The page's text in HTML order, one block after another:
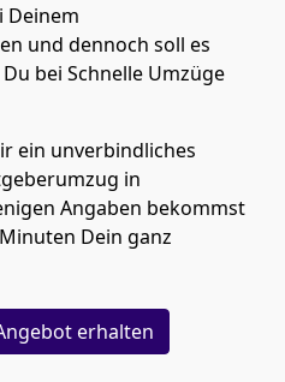
Deinem
und dennoch soll es
bei Schnelle Umzüge
ein unverbindliches
in
Angaben bekommst
Dein ganz
erhalten